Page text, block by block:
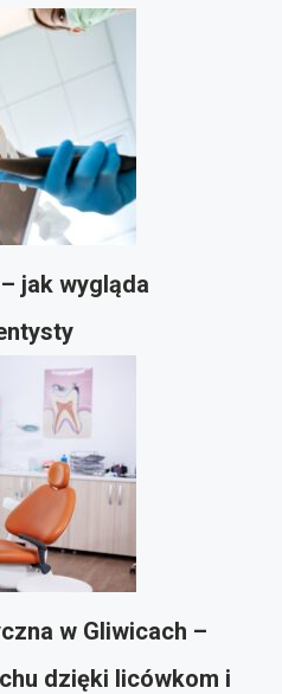
jak wygląda
w Gliwicach –
dzięki licówkom i